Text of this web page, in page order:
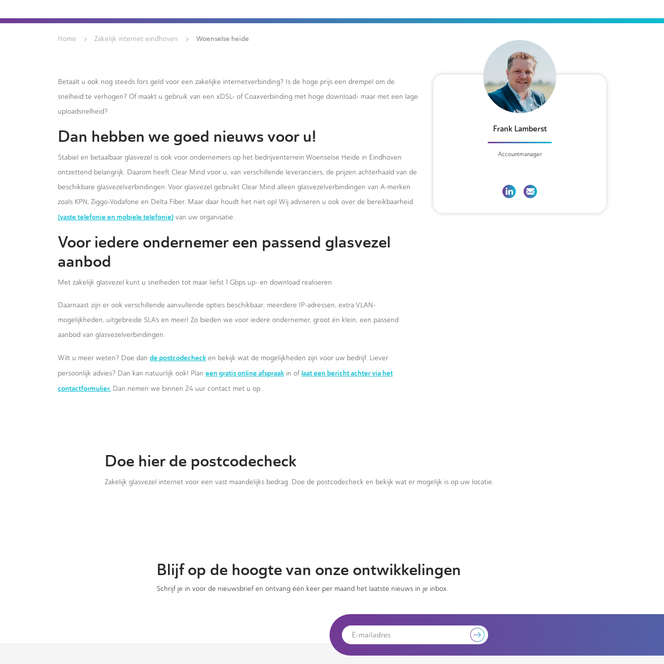
Home > Zakelijk internet eindhoven > Woenselse heide
Betaalt u ook nog steeds fors geld voor een zakelijke internetverbinding? Is de hoge prijs een drempel om de
snelheid te verhogen? Of maakt u gebruik van een xDSL- of Coaxverbinding met hoge download- maar met een lage
uploadsnelheid?
Dan hebben we goed nieuws voor u!
Stabiel en betaalbaar glasvezel is ook voor ondernemers op het bedrijventerrein Woenselse Heide in Eindhoven
ontzettend belangrijk. Daarom heeft Clear Mind voor u, van verschillende leveranciers, de prijzen achterhaald van de
beschikbare glasvezelverbindingen. Voor glasvezel gebruikt Clear Mind alleen glasvezelverbindingen van A-merken
zoals KPN, Ziggo-Vodafone en Delta Fiber. Maar daar houdt het niet op! Wij adviseren u ook over de bereikbaarheid
(vaste telefonie en mobiele telefonie) van uw organisatie.
Voor iedere ondernemer een passend glasvezel
aanbod
Met zakelijk glasvezel kunt u snelheden tot maar liefst 1 Gbps up- en download realiseren.
Daarnaast zijn er ook verschillende aanvullende opties beschikbaar; meerdere IP-adressen, extra VLAN-
mogelijkheden, uitgebreide SLA’s en meer! Zo bieden we voor iedere ondernemer, groot én klein, een passend
aanbod van glasvezelverbindingen.
Wilt u meer weten? Doe dan de postcodecheck en bekijk wat de mogelijkheden zijn voor uw bedrijf. Liever
persoonlijk advies? Dan kan natuurlijk ook! Plan een gratis online afspraak in of laat een bericht achter via het
contactformulier. Dan nemen we binnen 24 uur contact met u op.
Frank Lamberst
Accountmanager
Doe hier de postcodecheck
Zakelijk glasvezel internet voor een vast maandelijks bedrag. Doe de postcodecheck en bekijk wat er mogelijk is op uw locatie.
Blijf op de hoogte van onze ontwikkelingen
Schrijf je in voor de nieuwsbrief en ontvang één keer per maand het laatste nieuws in je inbox.